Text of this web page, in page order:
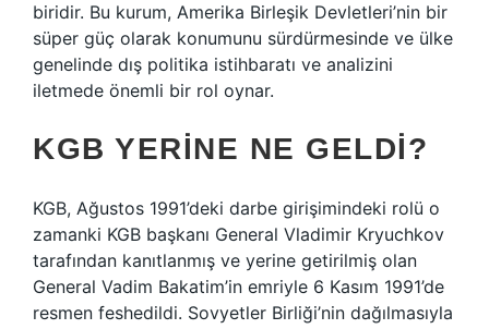
biridir. Bu kurum, Amerika Birleşik Devletleri’nin bir
süper güç olarak konumunu sürdürmesinde ve ülke
genelinde dış politika istihbaratı ve analizini
iletmede önemli bir rol oynar.
KGB YERINE NE GELDI?
KGB, Ağustos 1991’deki darbe girişimindeki rolü o
zamanki KGB başkanı General Vladimir Kryuchkov
tarafından kanıtlanmış ve yerine getirilmiş olan
General Vadim Bakatim’in emriyle 6 Kasım 1991’de
resmen feshedildi. Sovyetler Birliği’nin dağılmasıyla